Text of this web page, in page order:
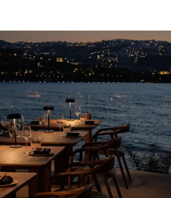
Blended Beverage çeşitleri
yazın keyfine lezzet katıyor.